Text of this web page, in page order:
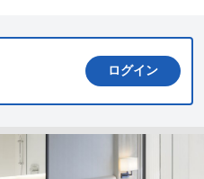
ログイン